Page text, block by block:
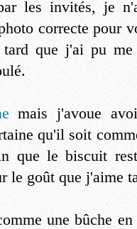
les invités, je
correcte pour
que j'ai pu
mais j'avoue
qu'il soit
que le biscuit
le goût que j'aime
une bûche